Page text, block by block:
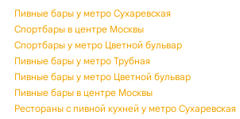
Пивные бары у метро Сухаревская
Спортбары в центре Москвы
Спортбары у метро Цветной бульвар
Пивные бары у метро Трубная
Пивные бары у метро Цветной бульвар
Пивные бары в центре Москвы
Рестораны с пивной кухней у метро Сухаревская